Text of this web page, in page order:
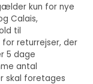
kun for nye
Calais,
til
returrejser, der
5 dage
antal
skal foretages